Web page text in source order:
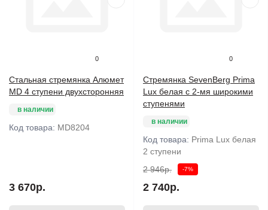
0
Стальная стремянка Алюмет
MD 4 ступени двухсторонняя
в наличии
Код товара: MD8204
3 670р.
0
Стремянка SevenBerg Prima
Lux белая с 2-мя широкими
ступенями
в наличии
Код товара: Prima Lux белая
2 ступени
2 946р.
-7%
2 740р.